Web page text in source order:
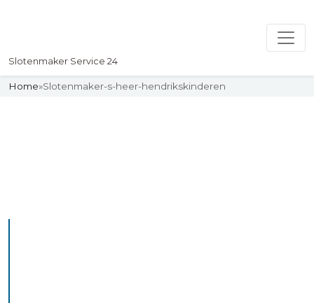
Slotenmaker Service 24
Home»Slotenmaker-s-heer-hendrikskinderen